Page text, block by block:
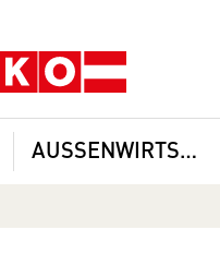
AUSSENWIRTSCHAFT